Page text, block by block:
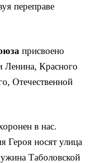
переправе
присвоено
Ленина, Красного
Отечественной
в нас.
носят улица
Таболовской